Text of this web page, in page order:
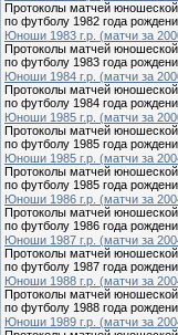
Протоколы матчей
по футболу 1982 года
Юноши 1983 г.р. (матчи за
Протоколы матчей
по футболу 1983 года
Юноши 1984 г.р. (матчи за
Протоколы матчей
по футболу 1984 года
Юноши 1985 г.р. (матчи за
Протоколы матчей
по футболу 1985 года
Юноши 1985 г.р. (матчи за
Протоколы матчей
по футболу 1985 года
Юноши 1986 г.р. (матчи за
Протоколы матчей
по футболу 1986 года
Юноши 1987 г.р. (матчи за
Протоколы матчей
по футболу 1987 года
Юноши 1988 г.р. (матчи за
Протоколы матчей
по футболу 1988 года
Юноши 1989 г.р. (матчи за